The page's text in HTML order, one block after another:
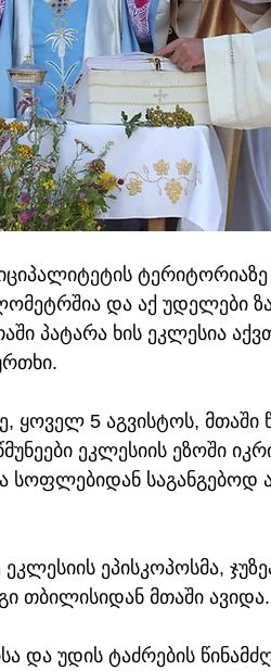
და აქ უდელები
პატარა ხის ეკლესია
ყოველ 5 აგვისტოს, მთაში
ეკლესიის ეზოში
სოფლებიდან საგანგებოდ
ეპისკოპოსმა,
თბილისიდან მთაში ავიდა.
და უდის ტაძრების